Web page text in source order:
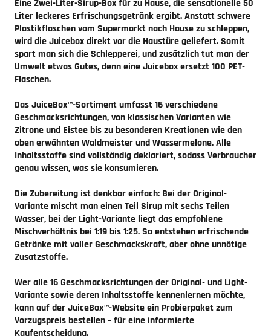
Eine Zwei-Liter-Sirup-Box für zu Hause, die sensationelle 50
Liter leckeres Erfrischungsgetränk ergibt. Anstatt schwere
Plastikflaschen vom Supermarkt nach Hause zu schleppen,
wird die Juicebox direkt vor die Haustüre geliefert. Somit
spart man sich die Schlepperei, und zusätzlich tut man der
Umwelt etwas Gutes, denn eine Juicebox ersetzt 100 PET-
Flaschen.
Das JuiceBox™-Sortiment umfasst 16 verschiedene
Geschmacksrichtungen, von klassischen Varianten wie
Zitrone und Eistee bis zu besonderen Kreationen wie den
oben erwähnten Waldmeister und Wassermelone. Alle
Inhaltsstoffe sind vollständig deklariert, sodass Verbraucher
genau wissen, was sie konsumieren.
Die Zubereitung ist denkbar einfach: Bei der Original-
Variante mischt man einen Teil Sirup mit sechs Teilen
Wasser, bei der Light-Variante liegt das empfohlene
Mischverhältnis bei 1:19 bis 1:25. So entstehen erfrischende
Getränke mit voller Geschmackskraft, aber ohne unnötige
Zusatzstoffe.
Wer alle 16 Geschmacksrichtungen der Original- und Light-
Variante sowie deren Inhaltsstoffe kennenlernen möchte,
kann auf der JuiceBox™-Website ein Probierpaket zum
Vorzugspreis bestellen – für eine informierte
Kaufentscheidung.